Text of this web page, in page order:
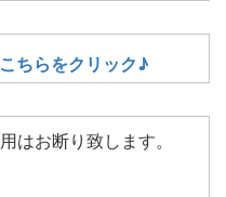
ちらをクリック♪
はお断り致します。